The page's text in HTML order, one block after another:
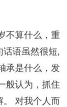
不算什么，重
话语虽然很短,
承是什么，发
般认为，抓住
。 对我个人而